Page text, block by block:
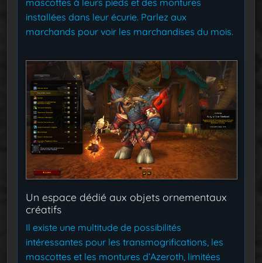
installées dans leur écurie. Parlez aux
marchands pour voir les marchandises du mois.
Un espace dédié aux objets ornementaux
créatifs
Il existe une multitude de possibilités
intéressantes pour les transmogrifications, les
mascottes et les montures d’Azeroth, limitées